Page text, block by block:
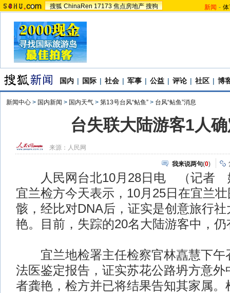
搜狐 ChinaRen 17173 焦点房地产 搜狗 新闻 -
国内 | 国际 | 社会 | 军事 | 公益 | 评论 | 社区 | 博
新闻中心 > 国内新闻 > 国内天气 > 第13号台风“鲇鱼” > 台风“鲇鱼”消息
台失联大陆游客1人
来源： 人民网
我来说两句(0)
人民网台北10月28日电 （记者
宜兰检方今天表示，10月25日在宜兰
骸，经比对DNA后，证实是创意旅行
艳。目前，失踪的20名大陆游客中，
宜兰地检署主任检察官林嚞慧下午
法医鉴定报告，证实苏花公路坍方意外
者龚艳，检方并已将结果告知其家属。